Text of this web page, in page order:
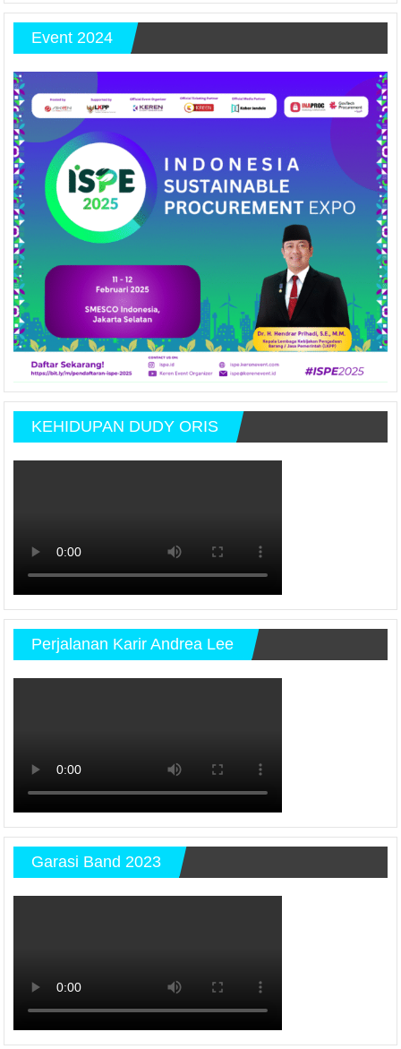
Event 2024
KEHIDUPAN DUDY ORIS
Perjalanan Karir Andrea Lee
Garasi Band 2023